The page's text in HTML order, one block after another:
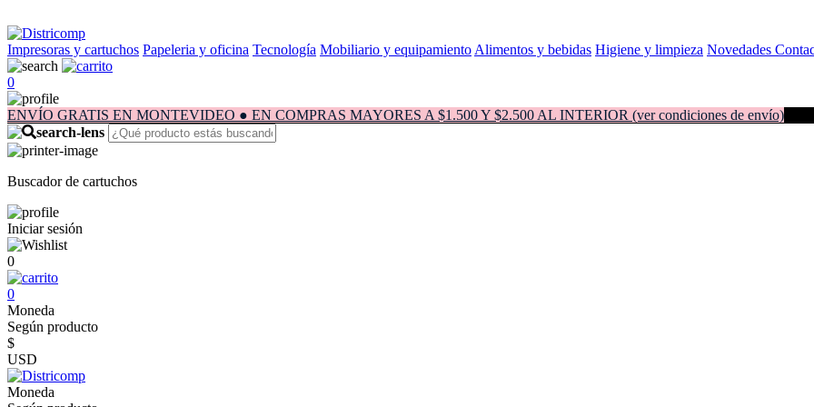
Impresoras y cartuchos Papeleria y oficina Tecnología Mobiliario y equipamiento Alimentos y bebidas Higiene y limpieza Novedades
0
ENVÍO GRATIS EN MONTEVIDEO ● EN COMPRAS MAYORES A $1.500 Y $2.500 AL INTERIOR (ver condiciones de envío)
Buscador de cartuchos
Iniciar sesión
0
0
Moneda
Según producto
$
USD
Moneda